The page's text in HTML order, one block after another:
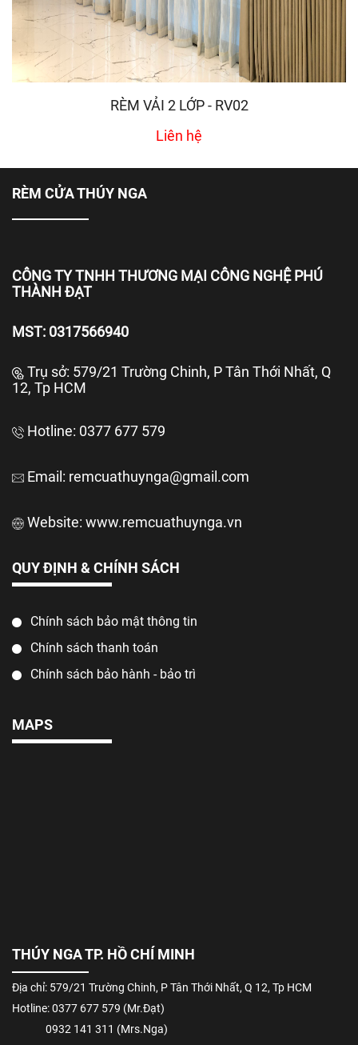
RÈM VẢI 2 LỚP - RV02
Liên hệ
RÈM CỬA THÚY NGA
CÔNG TY TNHH THƯƠNG MẠI CÔNG NGHỆ PHÚ
THÀNH ĐẠT
MST: 0317566940
Trụ sở: 579/21 Trường Chinh, P Tân Thới Nhất, Q
12, Tp HCM
Hotline: 0377 677 579
Email: remcuathuynga@gmail.com
Website: www.remcuathuynga.vn
QUY ĐỊNH & CHÍNH SÁCH
Chính sách bảo mật thông tin
Chính sách thanh toán
Chính sách bảo hành - bảo trì
MAPS
THÚY NGA TP. HỒ CHÍ MINH
Địa chỉ: 579/21 Trường Chinh, P Tân Thới Nhất, Q 12, Tp HCM
Hotline: 0377 677 579 (Mr.Đạt)
0932 141 311 (Mrs.Nga)